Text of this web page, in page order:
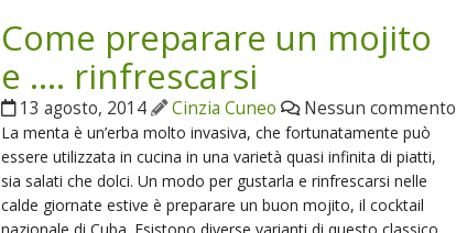
Come preparare un mojito
e …. rinfrescarsi
13 agosto, 2014 Cinzia Cuneo Nessun commento
La menta è un’erba molto invasiva, che fortunatamente può
essere utilizzata in cucina in una varietà quasi infinita di piatti,
sia salati che dolci. Un modo per gustarla e rinfrescarsi nelle
calde giornate estive è preparare un buon mojito, il cocktail